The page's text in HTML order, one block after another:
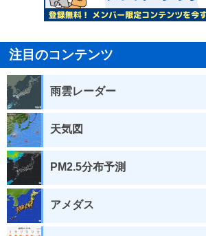
注目のコンテンツ
雨雲レーダー
天気図
PM2.5分布予測
アメダス